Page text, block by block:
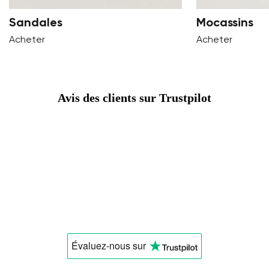
Sandales
Acheter
Mocassins
Acheter
Avis des clients sur Trustpilot
Évaluez-noussur